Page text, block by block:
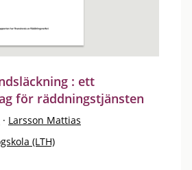
: ett
för räddningstjänsten
· Larsson Mattias
(LTH)